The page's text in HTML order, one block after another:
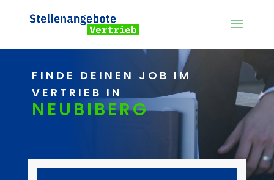
FINDE DEINEN JOB IM
VERTRIEB IN
NEUBIBERG